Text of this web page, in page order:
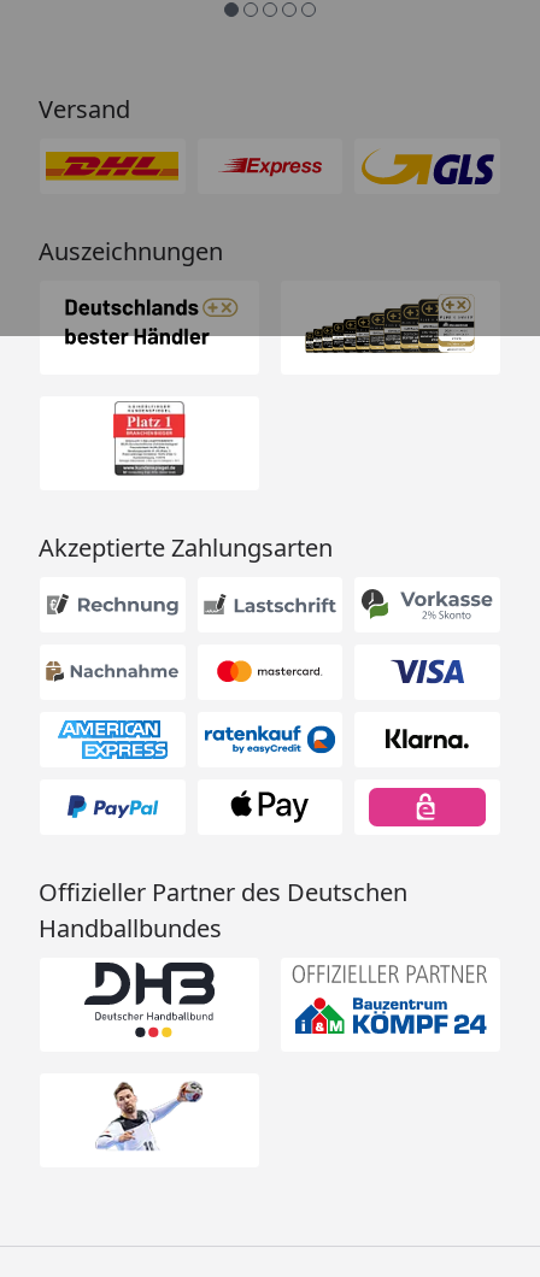
Versand
Auszeichnungen
Akzeptierte Zahlungsarten
Offizieller Partner des Deutschen
Handballbundes